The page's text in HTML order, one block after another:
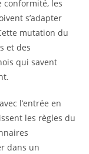
conformité, les
s’adapter
mutation du
et des
qui savent
l’entrée en
les règles du
dans un